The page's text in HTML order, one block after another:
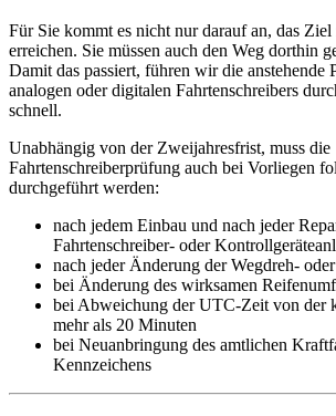
Für Sie kommt es nicht nur darauf an, das Ziel
erreichen. Sie müssen auch den Weg dorthin
Damit das passiert, führen wir die anstehende
analogen oder digitalen Fahrtenschreibers
schnell.
Unabhängig von der Zweijahresfrist, muss die
Fahrtenschreiberprüfung auch bei Vorliegen
durchgeführt werden:
nach jedem Einbau und nach jeder
Fahrtenschreiber- oder
nach jeder Änderung der Wegdreh-
bei Änderung des wirksamen
bei Abweichung der UTC-Zeit von der
mehr als 20 Minuten
bei Neuanbringung des amtlichen
Kennzeichens